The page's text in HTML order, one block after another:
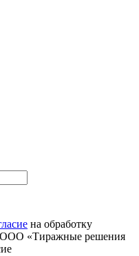
на обработку
ООО «Тиражные решения